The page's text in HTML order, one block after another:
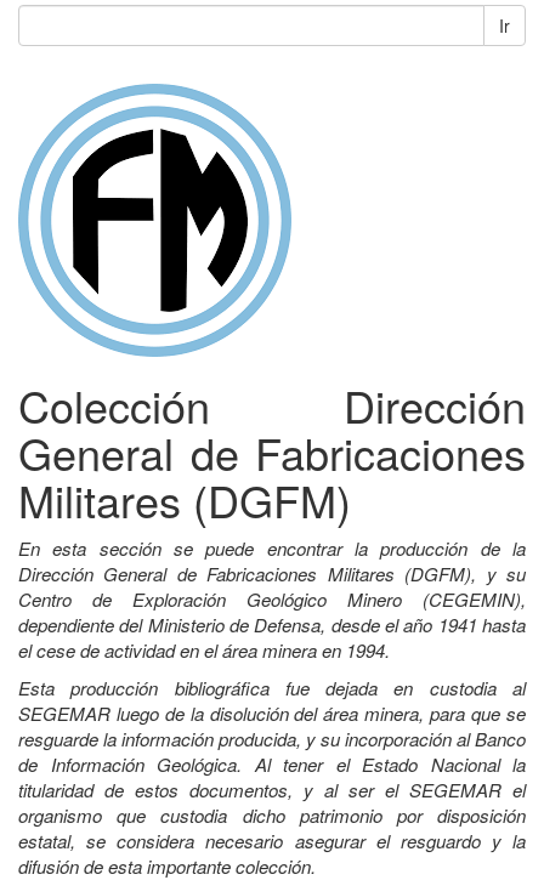
Ir
Colección Dirección
General de Fabricaciones
Militares (DGFM)
En esta sección se puede encontrar la producción de la
Dirección General de Fabricaciones Militares (DGFM), y su
Centro de Exploración Geológico Minero (CEGEMIN),
dependiente del Ministerio de Defensa, desde el año 1941 hasta
el cese de actividad en el área minera en 1994.
Esta producción bibliográfica fue dejada en custodia al
SEGEMAR luego de la disolución del área minera, para que se
resguarde la información producida, y su incorporación al Banco
de Información Geológica. Al tener el Estado Nacional la
titularidad de estos documentos, y al ser el SEGEMAR el
organismo que custodia dicho patrimonio por disposición
estatal, se considera necesario asegurar el resguardo y la
difusión de esta importante colección.